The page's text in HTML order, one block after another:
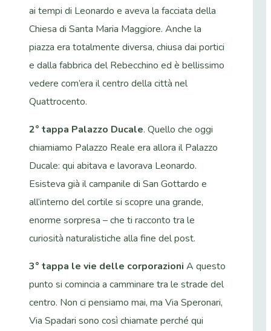
ai tempi di Leonardo e aveva la facciata della
Chiesa di Santa Maria Maggiore. Anche la
piazza era totalmente diversa, chiusa dai portici
e dalla fabbrica del Rebecchino ed è bellissimo
vedere com’era il centro della città nel
Quattrocento.
2° tappa Palazzo Ducale. Quello che oggi
chiamiamo Palazzo Reale era allora il Palazzo
Ducale: qui abitava e lavorava Leonardo.
Esisteva già il campanile di San Gottardo e
all’interno del cortile si scopre una grande,
enorme sorpresa – che ti racconto tra le
curiosità naturalistiche alla fine del post.
3° tappa le vie delle corporazioni A questo
punto si comincia a camminare tra le strade del
centro. Non ci pensiamo mai, ma Via Speronari,
Via Spadari sono così chiamate perché qui